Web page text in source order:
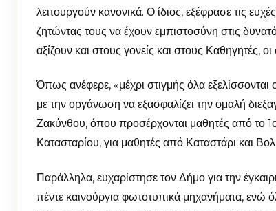
λειτουργούν κανονικά. Ο ίδιος, εξέφρασε τις
ζητώντας τους να έχουν εμπιστοσύνη στις
αξίζουν και στους γονείς και στους Καθηγητές,
Όπως ανέφερε, «μέχρι στιγμής όλα
με την οργάνωση να εξασφαλίζει την ομαλή
Ζακύνθου, όπου προσέρχονται μαθητές από το
Κατασταρίου, για μαθητές από Καταστάρι και
Παράλληλα, ευχαρίστησε τον Δήμο για την
πέντε καινούργια φωτοτυπικά μηχανήματα, ενώ